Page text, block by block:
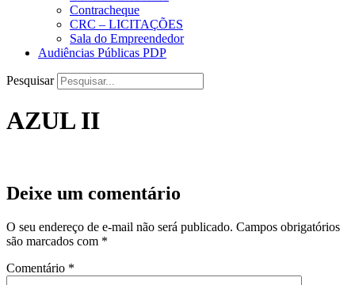
Contracheque
CRC – LICITAÇÕES
Sala do Empreendedor
Audiências Públicas PDP
Pesquisar
AZUL II
Deixe um comentário
O seu endereço de e-mail não será publicado. Campos obrigatórios
são marcados com *
Comentário *